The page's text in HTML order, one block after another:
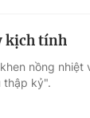
kịch tính
nồng nhiệt
thập kỷ".